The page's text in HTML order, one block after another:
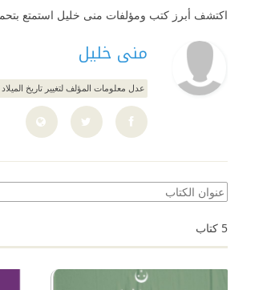
اكتشف أبرز كتب ومؤلفات منى خليل استمتع
منى خليل
عدل معلومات المؤلف لتغيير تاريخ الميلاد
5 كتاب